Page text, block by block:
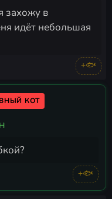
захожу в
идёт небольшая
+🐟
КОТ
+🐟